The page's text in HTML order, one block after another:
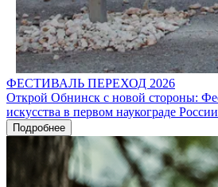
ФЕСТИВАЛЬ ПЕРЕХОД 2026
Открой Обнинск с новой стороны:
искусства в первом наукограде России
Подробнее